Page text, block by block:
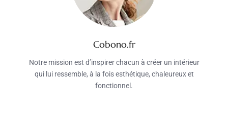
Cobono.fr
Notre mission est d’inspirer chacun à créer un intérieur
qui lui ressemble, à la fois esthétique, chaleureux et
fonctionnel.